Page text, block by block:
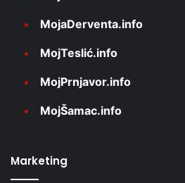
MojaDerventa.info
MojTeslić.info
MojPrnjavor.info
MojŠamac.info
Marketing